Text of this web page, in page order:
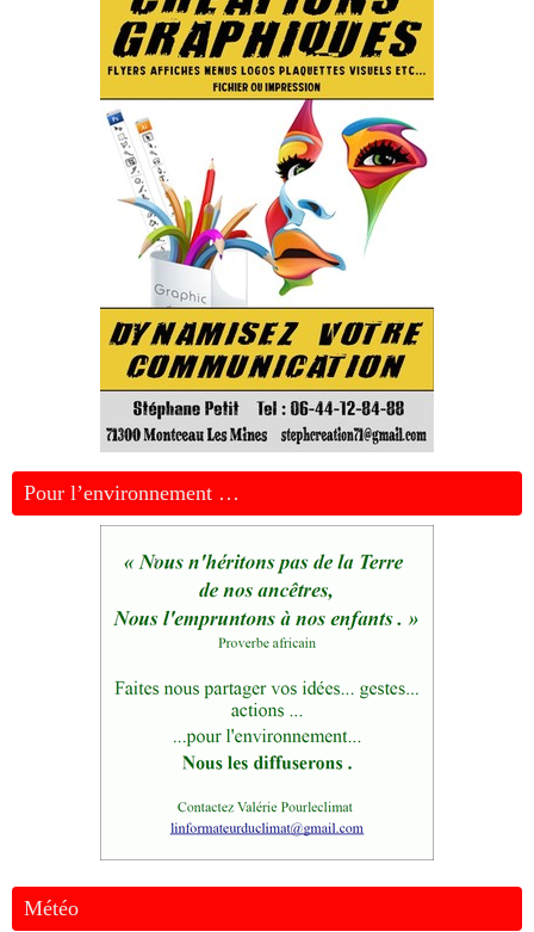
Pour l’environnement …
Météo